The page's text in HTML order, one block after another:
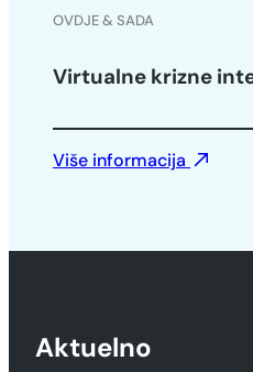
OVDJE & SADA
Virtualne krizne
Više informacija
Aktuelno